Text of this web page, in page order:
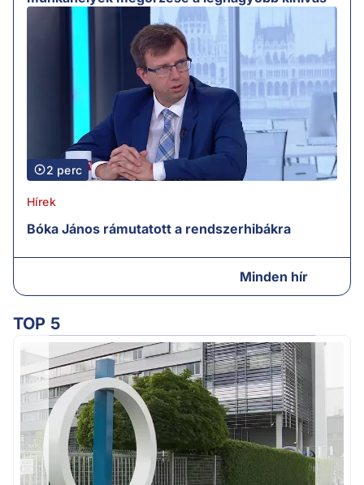
2 perc
Hírek
Bóka János rámutatott a rendszerhibákra
Minden hír
TOP 5